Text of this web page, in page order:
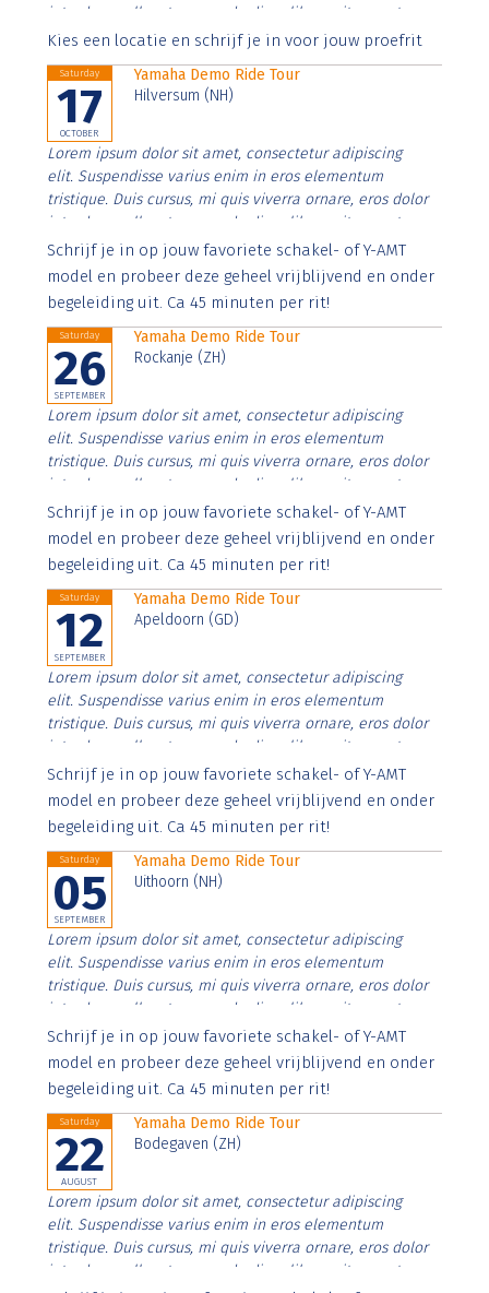
interdum nulla, ut commodo diam libero vitae erat.
Aenean faucibus nibh et justo cursus id rutrum lorem
Kies een locatie en schrijf je in voor jouw proefrit
Saturday
17
OCTOBER
Yamaha Demo Ride Tour
Hilversum (NH)
Lorem ipsum dolor sit amet, consectetur adipiscing
elit. Suspendisse varius enim in eros elementum
tristique. Duis cursus, mi quis viverra ornare, eros dolor
interdum nulla, ut commodo diam libero vitae erat.
Aenean faucibus nibh et justo cursus id rutrum lorem
imperdiet. Nunc ut sem vitae risus tristique posuere.
Schrijf je in op jouw favoriete schakel- of Y-AMT
model en probeer deze geheel vrijblijvend en onder
begeleiding uit. Ca 45 minuten per rit!
Saturday
26
SEPTEMBER
Yamaha Demo Ride Tour
Rockanje (ZH)
Lorem ipsum dolor sit amet, consectetur adipiscing
elit. Suspendisse varius enim in eros elementum
tristique. Duis cursus, mi quis viverra ornare, eros dolor
interdum nulla, ut commodo diam libero vitae erat.
Aenean faucibus nibh et justo cursus id rutrum lorem
imperdiet. Nunc ut sem vitae risus tristique posuere.
Schrijf je in op jouw favoriete schakel- of Y-AMT
model en probeer deze geheel vrijblijvend en onder
begeleiding uit. Ca 45 minuten per rit!
Saturday
12
SEPTEMBER
Yamaha Demo Ride Tour
Apeldoorn (GD)
Lorem ipsum dolor sit amet, consectetur adipiscing
elit. Suspendisse varius enim in eros elementum
tristique. Duis cursus, mi quis viverra ornare, eros dolor
interdum nulla, ut commodo diam libero vitae erat.
Aenean faucibus nibh et justo cursus id rutrum lorem
imperdiet. Nunc ut sem vitae risus tristique posuere.
Schrijf je in op jouw favoriete schakel- of Y-AMT
model en probeer deze geheel vrijblijvend en onder
begeleiding uit. Ca 45 minuten per rit!
Saturday
05
SEPTEMBER
Yamaha Demo Ride Tour
Uithoorn (NH)
Lorem ipsum dolor sit amet, consectetur adipiscing
elit. Suspendisse varius enim in eros elementum
tristique. Duis cursus, mi quis viverra ornare, eros dolor
interdum nulla, ut commodo diam libero vitae erat.
Aenean faucibus nibh et justo cursus id rutrum lorem
imperdiet. Nunc ut sem vitae risus tristique posuere.
Schrijf je in op jouw favoriete schakel- of Y-AMT
model en probeer deze geheel vrijblijvend en onder
begeleiding uit. Ca 45 minuten per rit!
Saturday
22
AUGUST
Yamaha Demo Ride Tour
Bodegaven (ZH)
Lorem ipsum dolor sit amet, consectetur adipiscing
elit. Suspendisse varius enim in eros elementum
tristique. Duis cursus, mi quis viverra ornare, eros dolor
interdum nulla, ut commodo diam libero vitae erat.